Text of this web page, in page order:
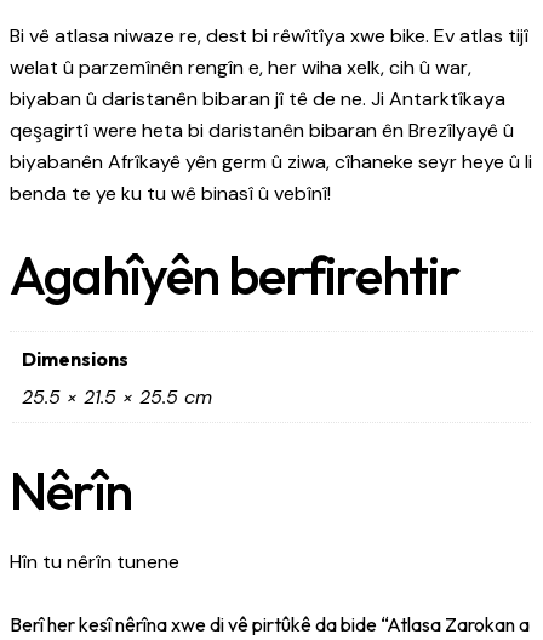
Bi vê atlasa niwaze re, dest bi rêwîtîya xwe bike. Ev atlas tijî
welat û parzemînên rengîn e, her wiha xelk, cih û war,
biyaban û daristanên bibaran jî tê de ne. Ji Antarktîkaya
qeşagirtî were heta bi daristanên bibaran ên Brezîlyayê û
biyabanên Afrîkayê yên germ û ziwa, cîhaneke seyr heye û li
benda te ye ku tu wê binasî û vebînî!
Agahîyên berfirehtir
Dimensions
25.5 × 21.5 × 25.5 cm
Nêrîn
Hîn tu nêrîn tunene
Berî her kesî nêrîna xwe di vê pirtûkê da bide “Atlasa Zarokan a